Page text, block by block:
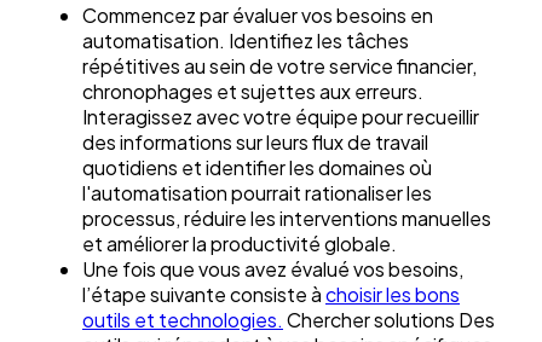
Commencez par évaluer vos besoins en
automatisation. Identifiez les tâches
répétitives au sein de votre service financier,
chronophages et sujettes aux erreurs.
Interagissez avec votre équipe pour recueillir
des informations sur leurs flux de travail
quotidiens et identifier les domaines où
l'automatisation pourrait rationaliser les
processus, réduire les interventions manuelles
et améliorer la productivité globale.
Une fois que vous avez évalué vos besoins,
l’étape suivante consiste àchoisir les bons
outils et technologies. Chercher solutions Des